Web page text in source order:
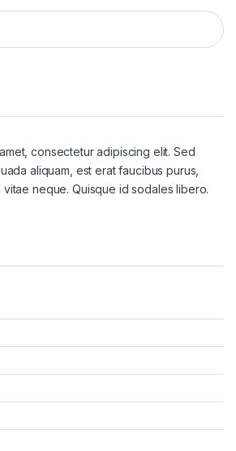
consectetur adipiscing elit. Sed
aliquam, est erat faucibus purus,
neque. Quisque id sodales libero.